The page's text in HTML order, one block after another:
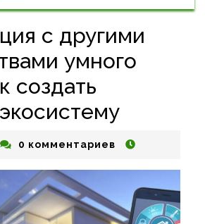
с другими
умного
создать
0 комментариев